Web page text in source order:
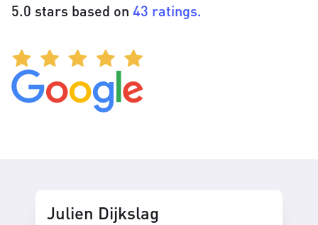
5.0 stars based on 43 ratings.
Julien Dijkslag